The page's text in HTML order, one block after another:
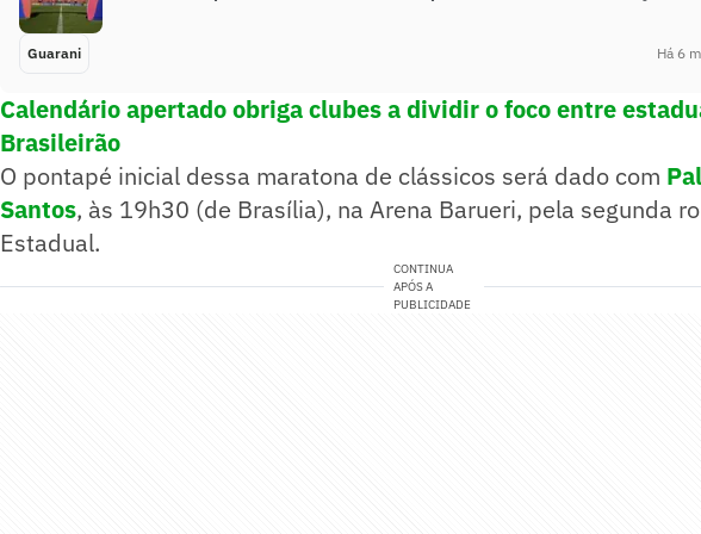
Guarani Há 6
Calendário apertado obriga clubes a dividir o foco entre
Brasileirão
O pontapé inicial dessa maratona de clássicos será dado com
Santos, às 19h30 (de Brasília), na Arena Barueri, pela segunda
Estadual.
CONTINUA
APÓS A
PUBLICIDADE